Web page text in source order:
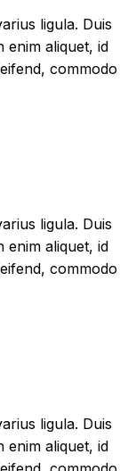
ligula. Duis
enim aliquet, id
commodo
ligula. Duis
enim aliquet, id
commodo
ligula. Duis
enim aliquet, id